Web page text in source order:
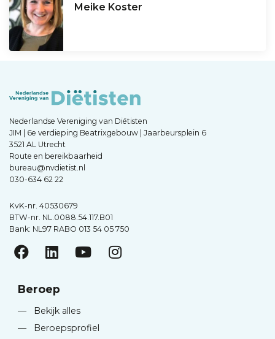
Meike Koster
Nederlandse Vereniging van Diëtisten
JIM | 6e verdieping Beatrixgebouw | Jaarbeursplein 6
3521 AL Utrecht
Route en bereikbaarheid
bureau@nvdietist.nl
030-634 62 22
KvK-nr. 40530679
BTW-nr. NL.0088.54.117.B01
Bank: NL97 RABO 013 54 05 750
Beroep
—
Bekijk alles
—
Beroepsprofiel